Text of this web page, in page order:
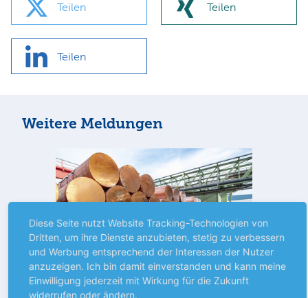
Teilen Teilen
Teilen
Weitere Meldungen
Diese Seite nutzt Website Tracking-Technologien von
Dritten, um ihre Dienste anzubieten, stetig zu verbessern
und Werbung entsprechend der Interessen der Nutzer
anzuzeigen. Ich bin damit einverstanden und kann meine
Einwilligung jederzeit mit Wirkung für die Zukunft
widerrufen oder ändern.